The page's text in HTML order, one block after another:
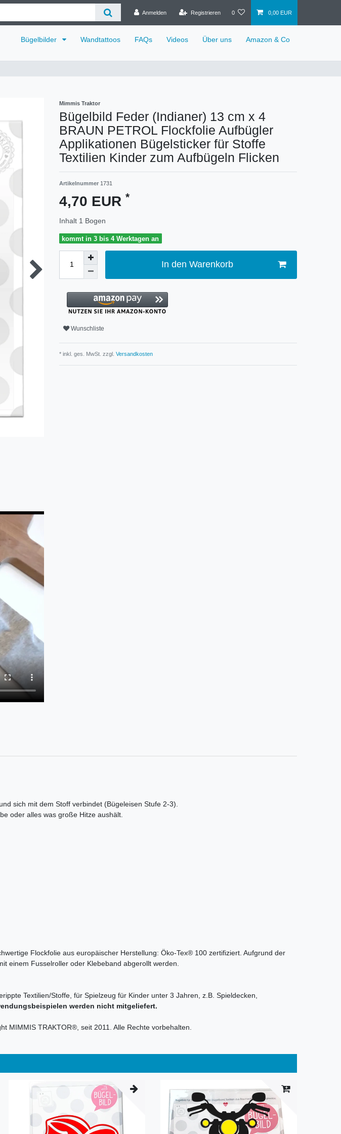
Anmelden Registrieren 0 0,00 EUR
Bügelbilder Wandtattoos FAQs Videos Über uns Amazon & Co
Mimmis Traktor
Bügelbild Feder (Indianer) 13 cm x 4
BRAUN PETROL Flockfolie Aufbügler
Applikationen Bügelsticker für Stoffe
Textilien Kinder zum Aufbügeln Flicken
Artikelnummer 1731
4,70 EUR *
Inhalt 1 Bogen
kommt in 3 bis 4 Werktagen an
In den Warenkorb
Wunschliste
* inkl. ges. MwSt. zzgl. Versandkosten
sich mit dem Stoff verbindet (Bügeleisen Stufe 2-3).
oder alles was große Hitze aushält.
Flockfolie aus europäischer Herstellung: Öko-Tex® 100 zertifiziert. Aufgrund der
einem Fusselroller oder Klebeband abgerollt werden.
Textilien/Stoffe, für Spielzeug für Kinder unter 3 Jahren, z.B. Spieldecken,
werden nicht mitgeliefert.
MIMMIS TRAKTOR®, seit 2011. Alle Rechte vorbehalten.